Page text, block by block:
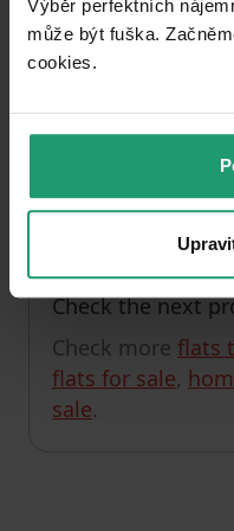
Výběr perfektních
může být fuška.
cookies.​
You can check
Check the next
Check more flats
flats for sale,
sale.